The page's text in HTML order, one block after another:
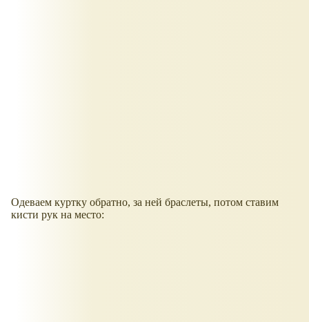
Одеваем куртку обратно, за ней браслеты, потом ставим
кисти рук на место: